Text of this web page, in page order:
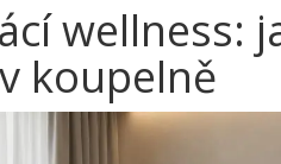
wellness:
koupelně